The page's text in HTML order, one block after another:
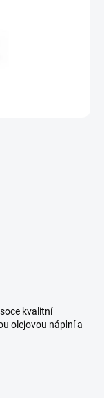
kvalitní
olejovou náplní a